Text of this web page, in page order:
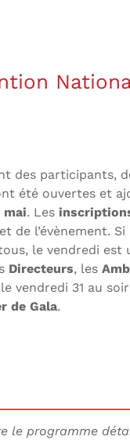
des participants,
été ouvertes et
mai. Les
de l’évènement.
le vendredi est
Directeurs, les
le vendredi 31 au
de Gala.
le programme